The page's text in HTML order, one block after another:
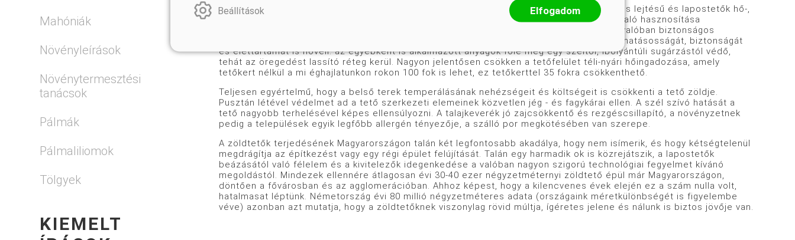
Mahóniák
Növényleírások
Növénytermesztési
tanácsok
Pálmák
Pálmaliliomok
Tölgyek
KIEMELT
Itt eljutottunk ahhoz a ponthoz, ahol a tervezők és műszaki szakemberek felismerték: a kis lejtésű és lapostetők hő-,
víz- és hangszigetelési problémáinak megoldásában a sivár, élettelen felületek kertként való hasznosítása
költségmegtakarításban is kifejezhető előnyokkel jár a használat során. Amióta léteznek valóban biztonságos
vízszigetelő anyagok és technológiák, a tetőre telepített kert a beázások elleni vedelem hatásosságát, biztonságát
és élettartamát is növeli: az egyébként is alkalmazott anyagok fölé még egy széltől, ibolyántúli sugárzástól védő,
tehát az öregedést lassító réteg kerül. Nagyon jelentősen csökken a tetőfelület téli-nyári hőingadozása, amely
tetőkert nélkül a mi éghajlatunkon rokon 100 fok is lehet, ez tetőkerttel 35 fokra csökkenthető.
Teljesen egyértelmű, hogy a belső terek temperálásának nehézségeit és költségeit is csökkenti a tető zöldje.
Pusztán létével védelmet ad a tető szerkezeti elemeinek közvetlen jég - és fagykárai ellen. A szél szívó hatását a
tető nagyobb terhelésével képes ellensúlyozni. A talajkeverék jó zajcsökkentő és rezgéscsillapító, a növényzetnek
pedig a települések egyik legfőbb allergén tényezője, a szálló por megkötésében van szerepe.
A zöldtetők terjedésének Magyarországon talán két legfontosabb akadálya, hogy nem isímerik, és hogy kétségtelenül
megdrágítja az építkezést vagy egy régi épület felújítását. Talán egy harmadik ok is közrejátszik, a lapostetők
beázásától való félelem és a kivitelezők idegenkedése a valóban nagyon szigorú technológiai fegyelmet kívánó
megoldástól. Mindezek ellennére átlagosan évi 30-40 ezer négyzetméternyi zöldtető épül már Magyarországon,
döntően a fővárosban és az agglomerációban. Ahhoz képest, hogy a kilencvenes évek elején ez a szám nulla volt,
hatalmasat léptünk. Németország évi 80 millió négyzetméteres adata (országaink méretkülönbségét is figyelembe
véve) azonban azt mutatja, hogy a zöldtetőknek viszonylag rövid múltja, ígéretes jelene és nálunk is biztos jövője van.
Beállítások Elfogadom